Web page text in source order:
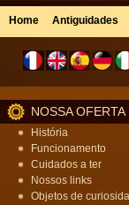
Home Antiguidades
NOSSA OFERTA
História
Funcionamento
Cuidados a ter
Nossos links
Objetos de